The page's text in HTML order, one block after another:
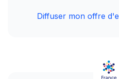
Diffuser mon offre